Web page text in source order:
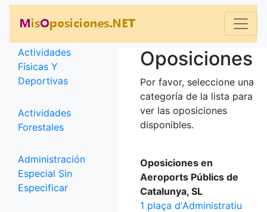
Categorías
Actividades
Físicas Y
Deportivas
Actividades
Forestales
Administración
Especial Sin
Especificar
Oposiciones
Por favor, seleccione una
categoría de la lista para
ver las oposiciones
disponibles.
Oposiciones en
Aeroports Públics de
Catalunya, SL
1 plaça d'Administratiu